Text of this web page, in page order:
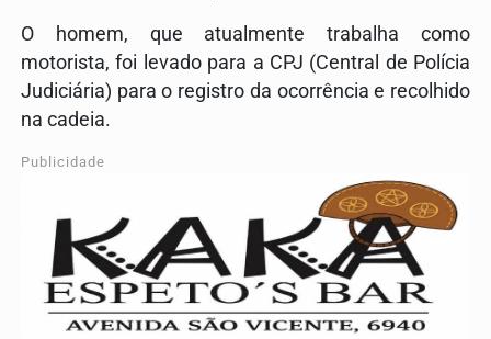
O homem, que atualmente trabalha como
motorista, foi levado para a CPJ (Central de Polícia
Judiciária) para o registro da ocorrência e recolhido
na cadeia.
Publicidade